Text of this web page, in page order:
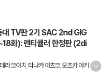
대 TV판 2기 SAC 2nd GIG
화): 렌티큘러 한정판 (2di
라 코이치 타나카 아츠코, 오츠카 아키